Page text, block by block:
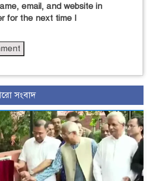
email, and website in
for the next time I
সংবাদ